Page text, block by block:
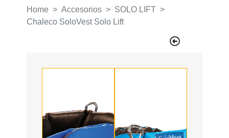
Home Accesorios
SOLO LIFT
Chaleco SoloVest Solo Lift